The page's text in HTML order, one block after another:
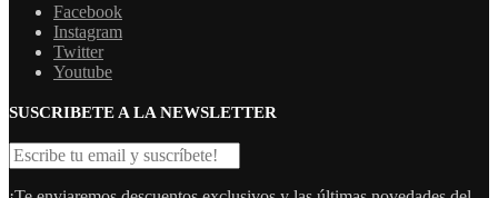
Facebook
Instagram
Twitter
Youtube
SUSCRIBETE A LA NEWSLETTER